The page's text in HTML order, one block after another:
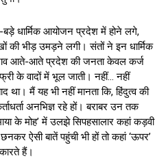
धार्मिक आयोजन प्रदेश में होने लगे,
की भीड़ उमड़ने लगी। संतों ने इन धार्मिक
आते-आते प्रदेश की जनता केवल कर्ज
के वादों में भूल जाती। नहीं… नहीं
था। मैं यह भी नहीं मानता कि, हिंदुत्व की
अनभिज्ञ रहे हों। बराबर उन तक
के मोह’ में उलझे सिपहसालार कहां कड़वी
ऐसी बातें पहुंची भी हों तो कहां ‘ऊपर’
हैं।